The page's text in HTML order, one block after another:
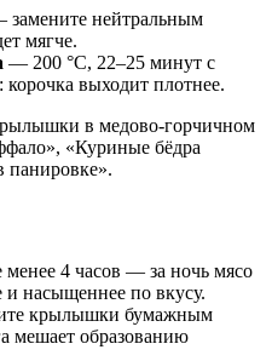
нейтральным
мягче.
— 200 °C, 22–25 минут с
корочка выходит плотнее.
в медово-горчичном
«Куриные бёдра
панировке».
4 часов — за ночь мясо
и насыщеннее по вкусу.
крылышки бумажным
мешает образованию